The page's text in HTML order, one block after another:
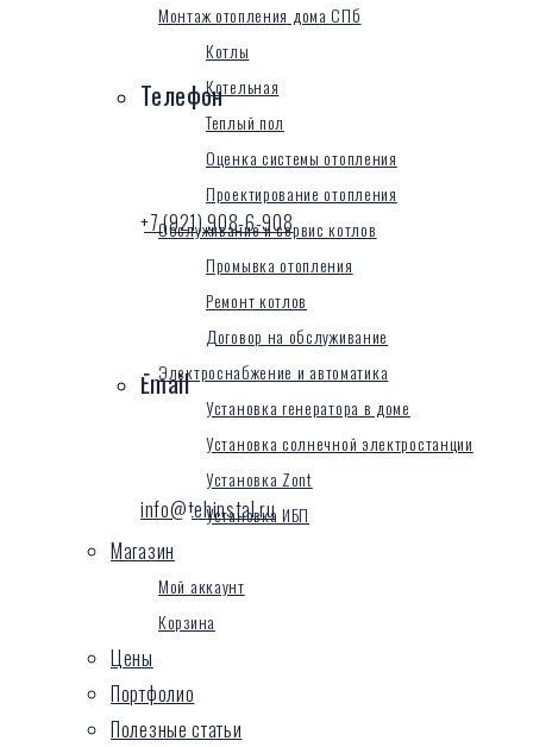
Телефон
+7 (921) 908-6-908
Email
info@tehinstal.ru
Монтаж отопления дома СПб
Котлы
Котельная
Теплый пол
Оценка системы отопления
Проектирование отопления
Обслуживание и сервис котлов
Промывка отопления
Ремонт котлов
Договор на обслуживание
Электроснабжение и автоматика
Установка генератора в доме
Установка солнечной электростанции
Установка Zont
Установка ИБП
Магазин
Мой аккаунт
Корзина
Цены
Портфолио
Полезные статьи